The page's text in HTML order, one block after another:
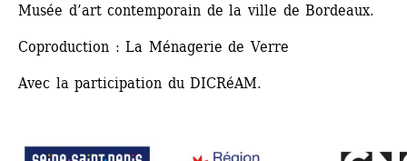
Musée d’art contemporain de la ville de Bordeaux.
Coproduction : La Ménagerie de Verre
Avec la participation du DICRéAM.